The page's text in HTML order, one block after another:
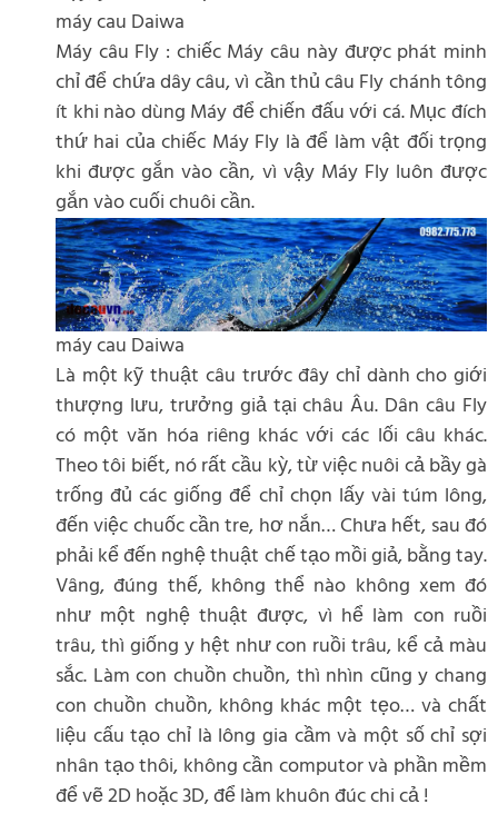
máy cau Daiwa
Máy câu Fly : chiếc Máy câu này được phát minh
chỉ để chứa dây câu, vì cần thủ câu Fly chánh tông
ít khi nào dùng Máy để chiến đấu với cá. Mục đích
thứ hai của chiếc Máy Fly là để làm vật đối trọng
khi được gắn vào cần, vì vậy Máy Fly luôn được
gắn vào cuối chuôi cần.
máy cau Daiwa
Là một kỹ thuật câu trước đây chỉ dành cho giới
thượng lưu, trưởng giả tại châu Âu. Dân câu Fly
có một văn hóa riêng khác với các lối câu khác.
Theo tôi biết, nó rất cầu kỳ, từ việc nuôi cả bầy gà
trống đủ các giống để chỉ chọn lấy vài túm lông,
đến việc chuốc cần tre, hơ nắn… Chưa hết, sau đó
phải kể đến nghệ thuật chế tạo mồi giả, bằng tay.
Vâng, đúng thế, không thể nào không xem đó
như một nghệ thuật được, vì hể làm con ruồi
trâu, thì giống y hệt như con ruồi trâu, kể cả màu
sắc. Làm con chuồn chuồn, thì nhìn cũng y chang
con chuồn chuồn, không khác một tẹo… và chất
liệu cấu tạo chỉ là lông gia cầm và một số chỉ sợi
nhân tạo thôi, không cần computor và phần mềm
để vẽ 2D hoặc 3D, để làm khuôn đúc chi cả !